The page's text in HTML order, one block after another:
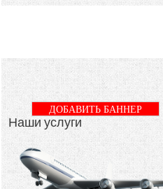
Наши услуги
ДОБАВИТЬ БАННЕР